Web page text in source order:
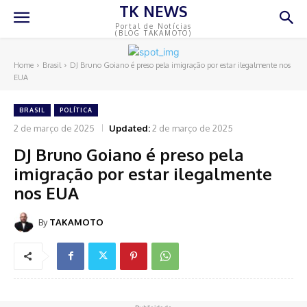
TK NEWS
Portal de Notícias
(BLOG TAKAMOTO)
Home Brasil
DJ Bruno Goiano é preso pela imigração por estar ilegalmente nos
EUA
BRASIL POLÍTICA
2 de março de 2025 Updated:2 de março de 2025
DJ Bruno Goiano é preso pela
imigração por estar ilegalmente
nos EUA
By TAKAMOTO